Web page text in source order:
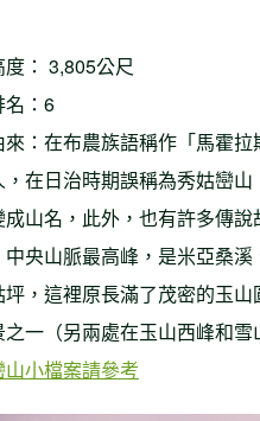
度： 3,805公尺
名：6
來：在布農族語稱作「馬霍
，在日治時期誤稱為秀姑巒
成山名，此外，也有許多傳
中央山脈最高峰，是米亞桑
坪，這裡原長滿了茂密的玉
之一（另兩處在玉山西峰和雪
小檔案請參考